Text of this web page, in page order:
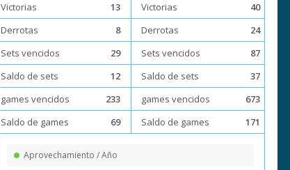
Victorias
13
Derrotas
8
Sets vencidos
29
Saldo de sets
12
games vencidos
233
Saldo de games
69
Victorias
40
Derrotas
24
Sets vencidos
87
Saldo de sets
37
games vencidos
673
Saldo de games
171
Aprovechamiento / Año